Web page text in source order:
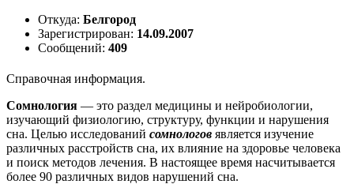
Откуда: Белгород
Зарегистрирован: 14.09.2007
Сообщений: 409
Справочная информация.
Сомнология — это раздел медицины и нейробиологии,
изучающий физиологию, структуру, функции и нарушения
сна. Целью исследований сомнологов является изучение
различных расстройств сна, их влияние на здоровье человека
и поиск методов лечения. В настоящее время насчитывается
более 90 различных видов нарушений сна.